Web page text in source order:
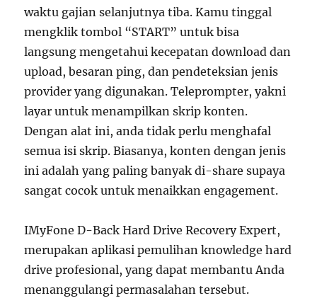
waktu gajian selanjutnya tiba. Kamu tinggal
mengklik tombol “START” untuk bisa
langsung mengetahui kecepatan download dan
upload, besaran ping, dan pendeteksian jenis
provider yang digunakan. Teleprompter, yakni
layar untuk menampilkan skrip konten.
Dengan alat ini, anda tidak perlu menghafal
semua isi skrip. Biasanya, konten dengan jenis
ini adalah yang paling banyak di-share supaya
sangat cocok untuk menaikkan engagement.
IMyFone D-Back Hard Drive Recovery Expert,
merupakan aplikasi pemulihan knowledge hard
drive profesional, yang dapat membantu Anda
menanggulangi permasalahan tersebut.